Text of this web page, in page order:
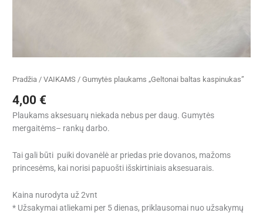
Pradžia /VAIKAMS / Gumytės plaukams „Geltonai baltas kaspinukas”
4,00 €
Plaukams aksesuarų niekada nebus per daug. Gumytės
mergaitėms– rankų darbo.
Tai gali būti puiki dovanėlė ar priedas prie dovanos, mažoms
princesėms, kai norisi papuošti išskirtiniais aksesuarais.
Kaina nurodyta už 2vnt
* Užsakymai atliekami per 5 dienas, priklausomai nuo užsakymų